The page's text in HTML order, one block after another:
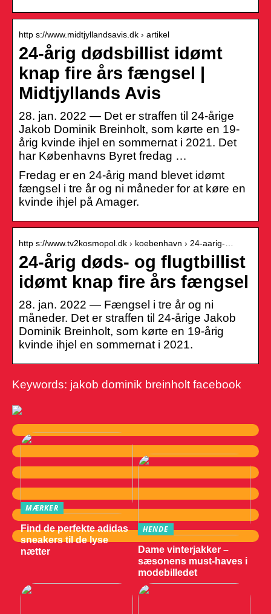
http s://www.midtjyllandsavis.dk › artikel
24-årig dødsbillist idømt
knap fire års fængsel |
Midtjyllands Avis
28. jan. 2022 — Det er straffen til 24-årige
Jakob Dominik Breinholt, som kørte en 19-
årig kvinde ihjel en sommernat i 2021. Det
har Københavns Byret fredag …
Fredag er en 24-årig mand blevet idømt
fængsel i tre år og ni måneder for at køre en
kvinde ihjel på Amager.
http s://www.tv2kosmopol.dk › koebenhavn › 24-aarig-…
24-årig døds- og flugtbillist
idømt knap fire års fængsel
28. jan. 2022 — Fængsel i tre år og ni
måneder. Det er straffen til 24-årige Jakob
Dominik Breinholt, som kørte en 19-årig
kvinde ihjel en sommernat i 2021.
Keywords: jakob dominik breinholt facebook
MÆRKER
Find de perfekte adidas
sneakers til de lyse
nætter
HENDE
Dame vinterjakker –
sæsonens must-haves i
modebilledet